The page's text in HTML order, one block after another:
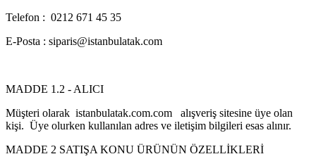
Telefon : 0212 671 45 35
E-Posta : siparis@istanbulatak.com
MADDE 1.2 - ALICI
Müşteri olarak istanbulatak.com.com alışveriş sitesine üye olan
kişi. Üye olurken kullanılan adres ve iletişim bilgileri esas alınır.
MADDE 2 SATIŞA KONU ÜRÜNÜN ÖZELLİKLERİ